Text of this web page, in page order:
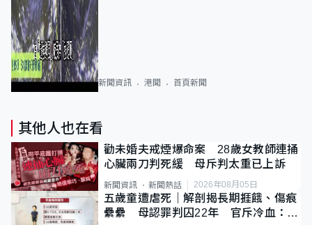
新聞資訊 港聞 首頁新聞
其他人也在看
勸未婚夫戒煙爆命案 28歲女教師連捅
心臟兩刀判死緩 母斥判太重已上訴
新聞資訊 新聞熱話 2026年08月05日
五歲童遭虐死｜解剖揭長期捱餓、傷痕
纍纍 母認罪判囚22年 官斥冷血：同